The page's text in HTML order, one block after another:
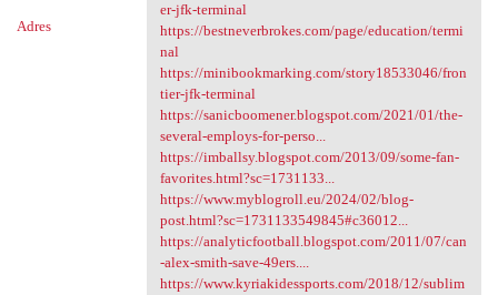
Adres
er-jfk-terminal
https://bestneverbrokes.com/page/education/termi
nal
https://minibookmarking.com/story18533046/fron
tier-jfk-terminal
https://sanicboomener.blogspot.com/2021/01/the-
several-employs-for-perso...
https://imballsy.blogspot.com/2013/09/some-fan-
favorites.html?sc=1731133...
https://www.myblogroll.eu/2024/02/blog-
post.html?sc=1731133549845#c36012...
https://analyticfootball.blogspot.com/2011/07/can
-alex-smith-save-49ers....
https://www.kyriakidessports.com/2018/12/sublim